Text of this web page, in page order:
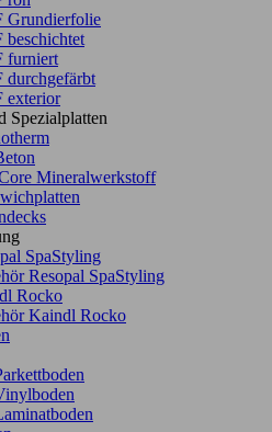
Grundierfolie
beschichtet
furniert
durchgefärbt
exterior
Spezialplatten
Mineralwerkstoff
SpaStyling
Resopal SpaStyling
Rocko
Kaindl Rocko